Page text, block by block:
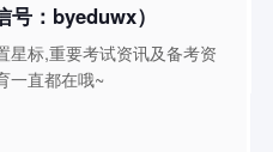
：byeduwx）
星标,重要考试资讯及备考资
一直都在哦~